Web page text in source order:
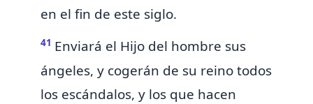
en el fin de este siglo.
41 Enviará el Hijo del hombre sus
ángeles, y cogerán de su reino todos
los escándalos, y los que hacen